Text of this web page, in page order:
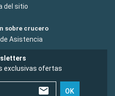
del sitio
sobre crucero
Asistencia
exclusivas ofertas
OK